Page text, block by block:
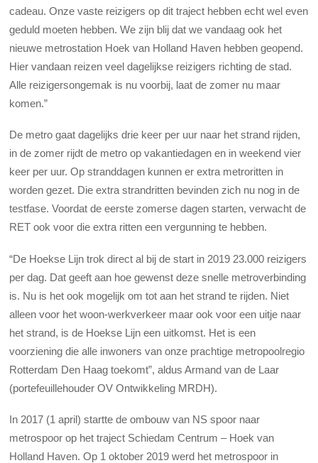
cadeau. Onze vaste reizigers op dit traject hebben echt wel even
geduld moeten hebben. We zijn blij dat we vandaag ook het
nieuwe metrostation Hoek van Holland Haven hebben geopend.
Hier vandaan reizen veel dagelijkse reizigers richting de stad.
Alle reizigersongemak is nu voorbij, laat de zomer nu maar
komen.”
De metro gaat dagelijks drie keer per uur naar het strand rijden,
in de zomer rijdt de metro op vakantiedagen en in weekend vier
keer per uur. Op stranddagen kunnen er extra metroritten in
worden gezet. Die extra strandritten bevinden zich nu nog in de
testfase. Voordat de eerste zomerse dagen starten, verwacht de
RET ook voor die extra ritten een vergunning te hebben.
“De Hoekse Lijn trok direct al bij de start in 2019 23.000 reizigers
per dag. Dat geeft aan hoe gewenst deze snelle metroverbinding
is. Nu is het ook mogelijk om tot aan het strand te rijden. Niet
alleen voor het woon-werkverkeer maar ook voor een uitje naar
het strand, is de Hoekse Lijn een uitkomst. Het is een
voorziening die alle inwoners van onze prachtige metropoolregio
Rotterdam Den Haag toekomt”, aldus Armand van de Laar
(portefeuillehouder OV Ontwikkeling MRDH).
In 2017 (1 april) startte de ombouw van NS spoor naar
metrospoor op het traject Schiedam Centrum – Hoek van
Holland Haven. Op 1 oktober 2019 werd het metrospoor in